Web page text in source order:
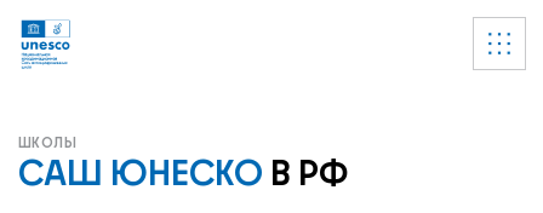
САШ ЮНЕСКО В РФ
Ссылки
УВЕДОМЛЕНИЕ
Список пуст